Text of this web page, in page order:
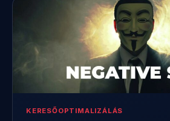
KERESŐOPTIMALIZÁLÁS